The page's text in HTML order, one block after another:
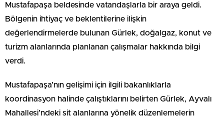
Mustafapaşa beldesinde vatandaşlarla bir araya geldi.
Bölgenin ihtiyaç ve beklentilerine ilişkin
değerlendirmelerde bulunan Gürlek, doğalgaz, konut ve
turizm alanlarında planlanan çalışmalar hakkında bilgi
verdi.
Mustafapaşa’nın gelişimi için ilgili bakanlıklarla
koordinasyon halinde çalıştıklarını belirten Gürlek, Ayvalı
Mahallesi’ndeki sit alanlarına yönelik düzenlemelerin